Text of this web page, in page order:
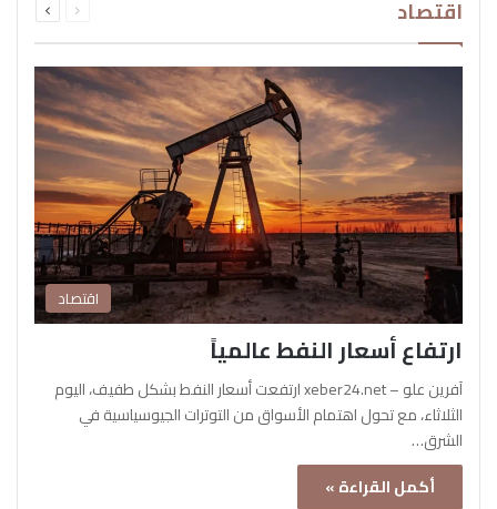
اقتصاد الصفحةالصفحة
اقتصاد
ارتفاع أسعار النفط عالمياً
آفرين علو – xeber24.net ارتفعت أسعار النفط بشكل طفيف، اليوم
الثلاثاء، مع تحول اهتمام الأسواق من التوترات الجيوسياسية في
الشرق…
أكمل القراءة »